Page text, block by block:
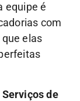
equipe é
com
elas
Serviços de